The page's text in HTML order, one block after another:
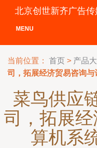
北京创世新齐广告传
MENU
当前位置： 首页 > 产品
司，拓展经济贸易咨询
菜鸟供应
司，拓展
算机系